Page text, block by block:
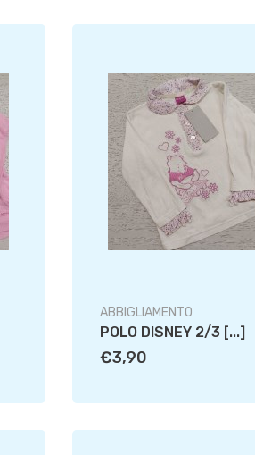
ABBIGLIAMENTO
POLO DISNEY 2/3 [...]
€3,90